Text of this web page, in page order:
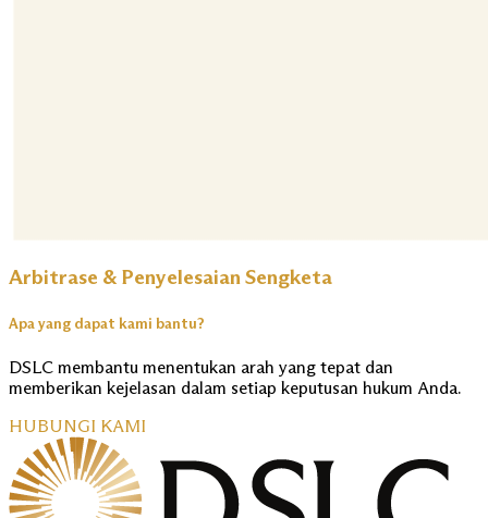
Arbitrase & Penyelesaian Sengketa
Apa yang dapat kami bantu?
DSLC membantu menentukan arah yang tepat dan
memberikan kejelasan dalam setiap keputusan hukum Anda.
HUBUNGI KAMI